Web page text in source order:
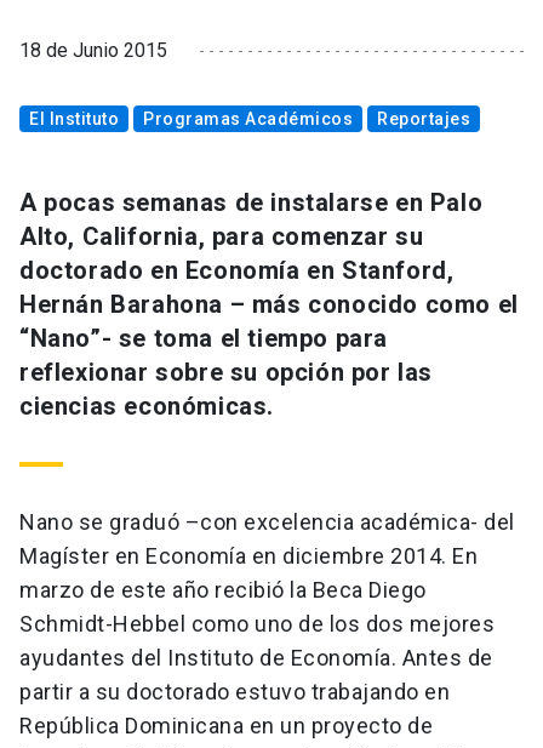
18 de Junio 2015
El Instituto Programas Académicos Reportajes
A pocas semanas de instalarse en Palo
Alto, California, para comenzar su
doctorado en Economía en Stanford,
Hernán Barahona – más conocido como el
“Nano”- se toma el tiempo para
reflexionar sobre su opción por las
ciencias económicas.
Nano se graduó –con excelencia académica- del
Magíster en Economía en diciembre 2014. En
marzo de este año recibió la Beca Diego
Schmidt-Hebbel como uno de los dos mejores
ayudantes del Instituto de Economía. Antes de
partir a su doctorado estuvo trabajando en
República Dominicana en un proyecto de